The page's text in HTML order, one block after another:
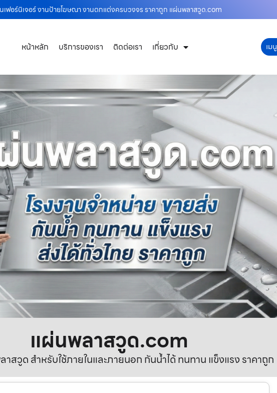
เฟอร์นิเจอร์ งานป้ายโฆษณา งานตกแต่งครบวงจร ราคาถูก แผ่นพลาสวูด.com
หน้าหลัก บริการของเรา ติดต่อเรา เกี่ยวกับ เมนู
แผ่นพลาสวูด.com
สวูด สำหรับใช้ภายในและภายนอก กันน้ำได้ ทนทาน แข็งแรง ราคาถูก